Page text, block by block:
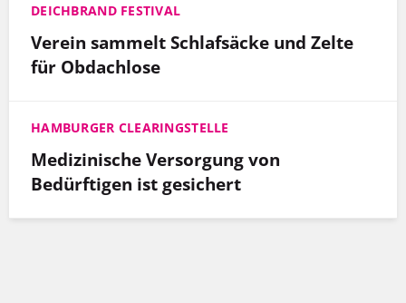
DEICHBRAND FESTIVAL
Verein sammelt Schlafsäcke und Zelte
für Obdachlose
HAMBURGER CLEARINGSTELLE
Medizinische Versorgung von
Bedürftigen ist gesichert